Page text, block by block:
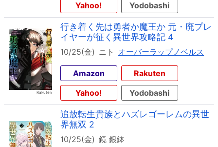
Yahoo!
Yodobashi
行き着く先は勇者か魔王か 元・廃プレ
イヤーが征く異世界攻略記 4
10/25(金) ニト オーバーラップノベルス
Amazon
Rakuten
Yahoo!
Yodobashi
追放転生貴族とハズレゴーレムの異世
界無双 2
10/25(金) 鏡 銀鉢